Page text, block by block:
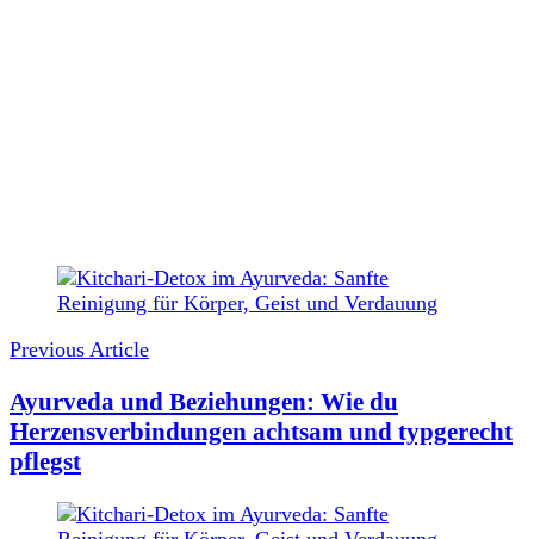
Post
Navigation
Previous Article
Ayurveda und Beziehungen: Wie du
Herzensverbindungen achtsam und typgerecht
pflegst